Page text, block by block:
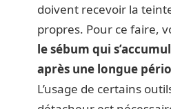
doivent recevoir la
propres. Pour ce faire,
le sébum qui
après une longue
L’usage de certains